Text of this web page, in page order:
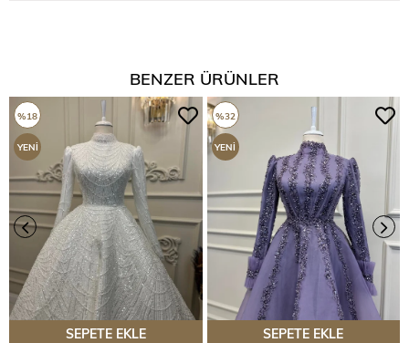
BENZER ÜRÜNLER
SEPETE EKLE
%18
YENI
ÜRÜN
SEPETE EKLE
%32
YENI